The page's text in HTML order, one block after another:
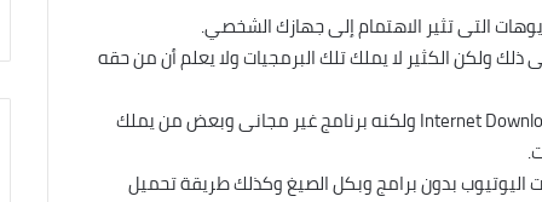
التى تثير الاهتمام إلى جهازك الشخصي.
ولكن الكثير لا يملك تلك البرمجيات ولا يعلم أن من حقه
والحق أن بعض تلك البرامج مشهورة مثل Internet Download Manager ولكنه برنامج غير مجانى وبعض من يملك
بدون برامج وبكل الصيغ وكذلك طريقة تحميل